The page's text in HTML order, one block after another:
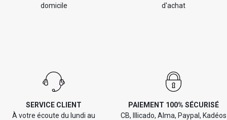
domicile
d'achat
SERVICE CLIENT
À votre écoute du lundi au
PAIEMENT 100% SÉCURISÉ
CB, Illicado, Alma, Paypal, Kadéos